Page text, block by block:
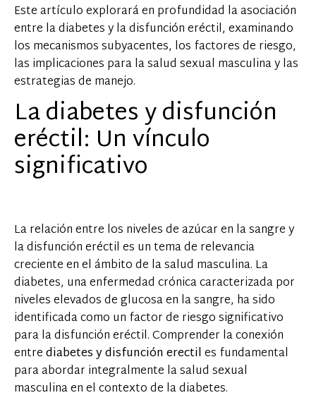
Este artículo explorará en profundidad la asociación
entre la diabetes y la disfunción eréctil, examinando
los mecanismos subyacentes, los factores de riesgo,
las implicaciones para la salud sexual masculina y las
estrategias de manejo.
La diabetes y disfunción
eréctil: Un vínculo
significativo
La relación entre los niveles de azúcar en la sangre y
la disfunción eréctil es un tema de relevancia
creciente en el ámbito de la salud masculina. La
diabetes, una enfermedad crónica caracterizada por
niveles elevados de glucosa en la sangre, ha sido
identificada como un factor de riesgo significativo
para la disfunción eréctil. Comprender la conexión
entrediabetes y disfunción erectiles fundamental
para abordar integralmente la salud sexual
masculina en el contexto de la diabetes.